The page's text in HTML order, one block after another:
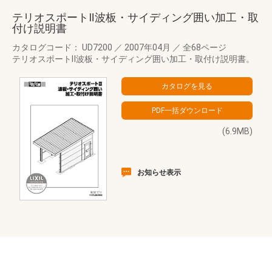
テリオスポートⅡ波板・サイディング囲い加工・取
付け説明書
カタログコード： UD7200 ／ 2007年04月 ／ 全68ページ
テリオスポートⅡ波板・サイディング囲い加工・取付け説明書。
(6.9MB)
お知らせ表示